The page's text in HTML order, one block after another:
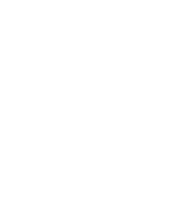
el carrito.